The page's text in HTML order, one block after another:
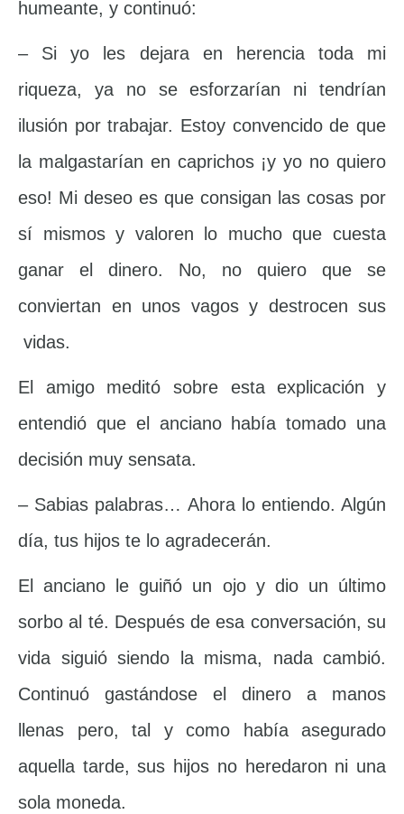
humeante, y continuó:
– Si yo les dejara en herencia toda mi
riqueza, ya no se esforzarían ni tendrían
ilusión por trabajar. Estoy convencido de que
la malgastarían en caprichos ¡y yo no quiero
eso! Mi deseo es que consigan las cosas por
sí mismos y valoren lo mucho que cuesta
ganar el dinero. No, no quiero que se
conviertan en unos vagos y destrocen sus
vidas.
El amigo meditó sobre esta explicación y
entendió que el anciano había tomado una
decisión muy sensata.
– Sabias palabras… Ahora lo entiendo. Algún
día, tus hijos te lo agradecerán.
El anciano le guiñó un ojo y dio un último
sorbo al té. Después de esa conversación, su
vida siguió siendo la misma, nada cambió.
Continuó gastándose el dinero a manos
llenas pero, tal y como había asegurado
aquella tarde, sus hijos no heredaron ni una
sola moneda.